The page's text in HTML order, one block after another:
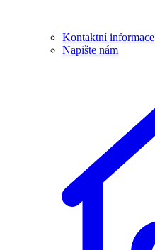
Kontaktní informace
Napište nám